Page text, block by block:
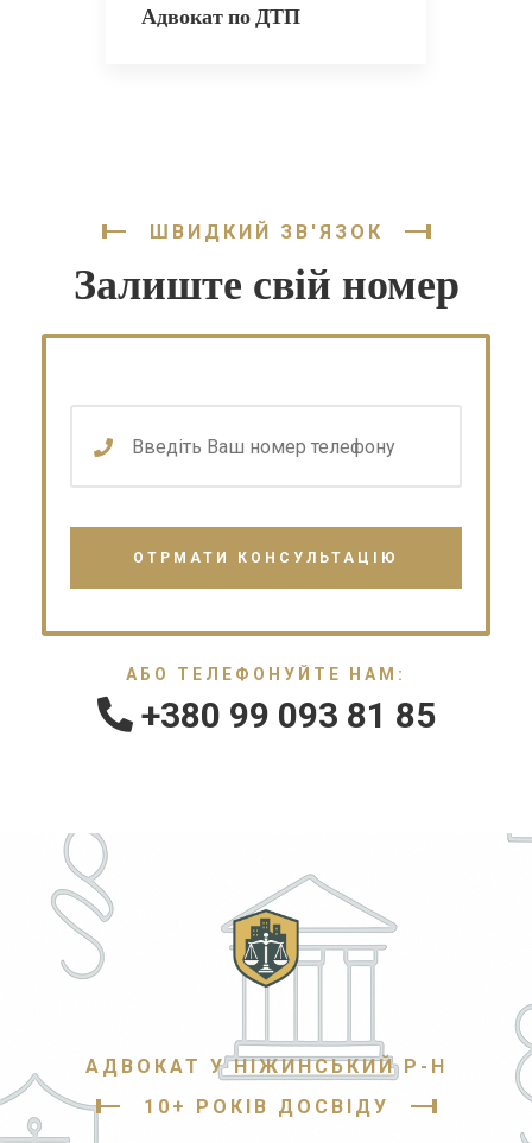
Адвокат по ДТП
ШВИДКИЙ ЗВ'ЯЗОК
Залиште свій номер
АБО ТЕЛЕФОНУЙТЕ НАМ:
+380 99 093 81 85
АДВОКАТ У НІЖИНСЬКИЙ Р-Н
10+ РОКІВ ДОСВІДУ